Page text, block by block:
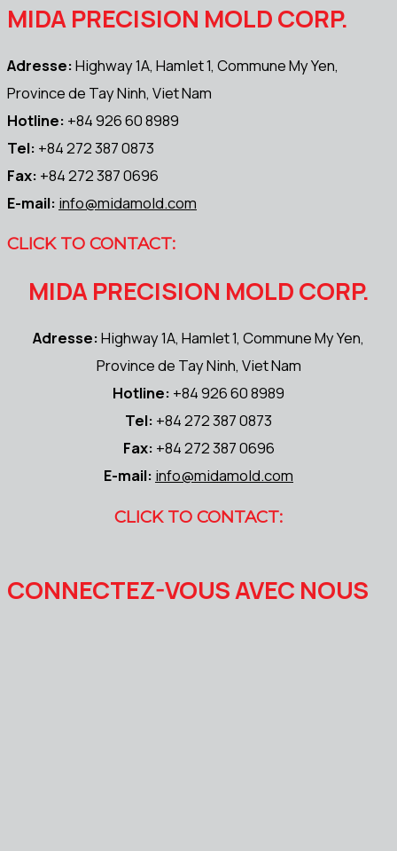
MIDA PRECISION MOLD CORP.
Adresse:Highway 1A, Hamlet 1, Commune My Yen,
Province de Tay Ninh, Viet Nam
Hotline: +84 926 60 8989
Tel: +84 272 387 0873
Fax: +84 272 387 0696
E-mail: info@midamold.com
CLICK TO CONTACT:
MIDA PRECISION MOLD CORP.
Adresse:Highway 1A, Hamlet 1, Commune My Yen,
Province de Tay Ninh, Viet Nam
Hotline: +84 926 60 8989
Tel: +84 272 387 0873
Fax: +84 272 387 0696
E-mail: info@midamold.com
CLICK TO CONTACT:
CONNECTEZ-VOUS AVEC NOUS